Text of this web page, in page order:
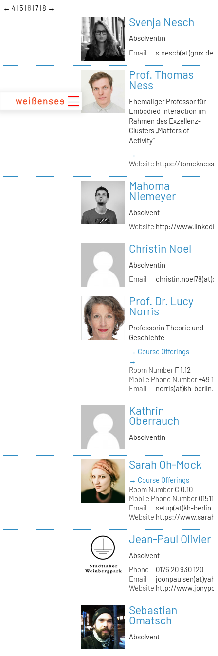
zum
Inhalt
← 4 5 6 7 8 →
Svenja Nesch
Absolventin
Email
s.nesch(at)gmx.de
Prof. Thomas
Ness
Ehemaliger Professor für
Embodied Interaction im
Rahmen des Exzellenz-
Clusters „Matters of
Activity"
→
Website https://
Mahoma
Niemeyer
Absolvent
Website http://
Christin Noel
Absolventin
Email
Prof. Dr. Lucy
Norris
Professorin Theorie und
Geschichte
→ Course Offerings
→
Room NumberF 1.12
Mobile Phone Number+49
Email
norris(at)kh-
Kathrin
Oberrauch
Absolventin
Sarah Oh-Mock
→ Course Offerings
Room NumberC 0.10
Mobile Phone Number01511
Email
setup(at)kh-
Website https://
Jean-Paul Olivier
Absolvent
Phone
0176 20 930 120
Email
Website http://
Sebastian
Omatsch
Absolvent